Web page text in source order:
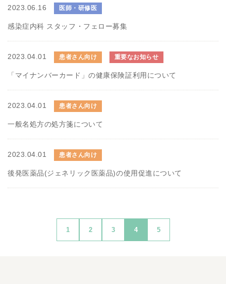
2023.06.16 医師・研修医
感染症内科 スタッフ・フェロー募集
2023.04.01 患者さん向け 重要なお知らせ
「マイナンバーカード」の健康保険証利用について
2023.04.01 患者さん向け
一般名処方の処方箋について
2023.04.01 患者さん向け
後発医薬品(ジェネリック医薬品)の使用促進について
1 2 3 4 5